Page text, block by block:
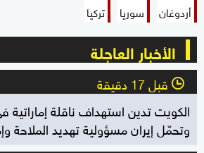
أردوغان سوريا تركيا
الأخبار العاجلة
l قبل 17 دقيقة
الكويت تدين استهداف ناقلة
وتحمّل إيران مسؤولية تهديد الملاحة